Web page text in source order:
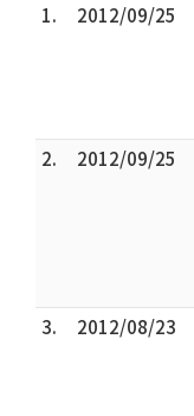
1.
2012/09/25
2.
2012/09/25
3.
2012/08/23